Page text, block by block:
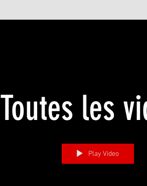
Toutes les
Play Video